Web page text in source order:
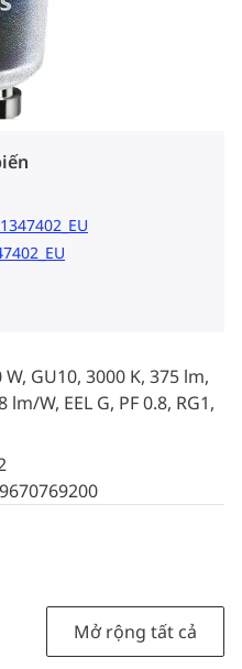
W, GU10, 3000 K, 375 lm,
W, EEL G, PF 0.8, RG1,
Mở rộng tất cả